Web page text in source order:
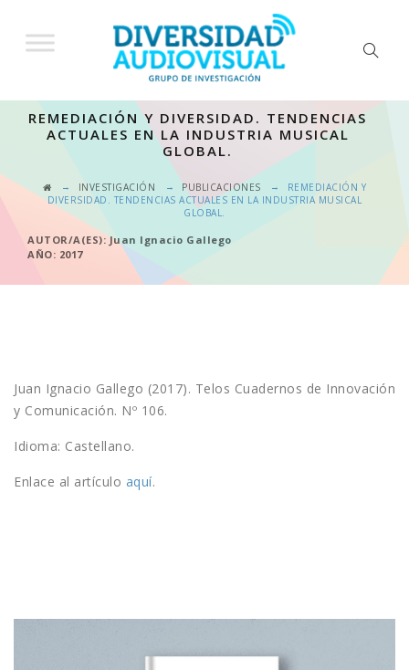
REMEDIACIÓN Y DIVERSIDAD. TENDENCIAS
ACTUALES EN LA INDUSTRIA MUSICAL
GLOBAL.
→ INVESTIGACIÓN → PUBLICACIONES →
REMEDIACIÓN Y
DIVERSIDAD. TENDENCIAS ACTUALES EN LA INDUSTRIA MUSICAL
GLOBAL.
AUTOR/A(ES): Juan Ignacio Gallego
AÑO: 2017
Juan Ignacio Gallego (2017). Telos Cuadernos de Innovación
y Comunicación. Nº 106.
Idioma: Castellano.
Enlace al artículo aquí.